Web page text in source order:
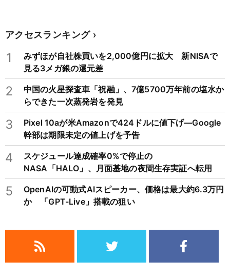
アクセスランキング
1
みずほが自社株買いを2,000億円に拡大 新NISAで
見る3メガ銀の還元差
2
中国の火星探査車「祝融」、7億5700万年前の塩水か
らできた一次蒸発岩を発見
3
Pixel 10aが米Amazonで424ドルに値下げ―Google
幹部は期限未定の値上げを予告
4
スケジュール達成確率0%で停止の
NASA「HALO」、月面基地の夜間生存実証へ転用
5
OpenAIの可動式AIスピーカー、価格は最大約6.3万円
か 「GPT-Live」搭載の狙い